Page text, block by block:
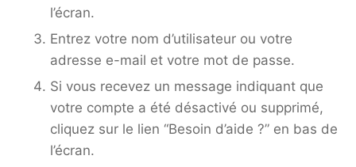
l’écran.
Entrez votre nom d’utilisateur ou votre
adresse e-mail et votre mot de passe.
Si vous recevez un message indiquant que
votre compte a été désactivé ou supprimé,
cliquez sur le lien “Besoin d’aide ?” en bas de
l’écran.